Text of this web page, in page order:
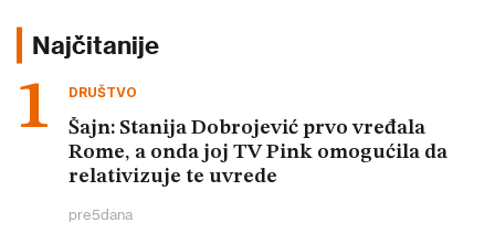
Najčitanije
DRUŠTVO
Šajn: Stanija Dobrojević prvo vređala
Rome, a onda joj TV Pink omogućila da
relativizuje te uvrede
pre5dana